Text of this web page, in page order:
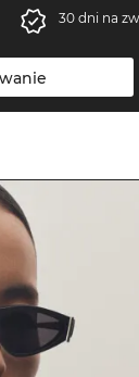
30 dni na